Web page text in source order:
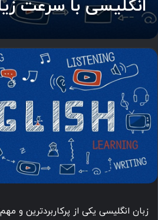
انگلیسی با سرعت
زبان انگلیسی یکی از پرکاربردترین و